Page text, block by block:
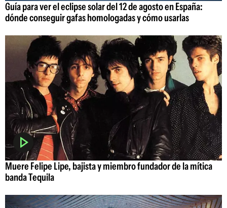
Guía para ver el eclipse solar del 12 de agosto en España:
dónde conseguir gafas homologadas y cómo usarlas
Muere Felipe Lipe, bajista y miembro fundador de la mítica
banda Tequila